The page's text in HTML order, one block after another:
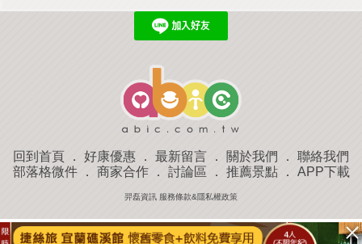
回到首頁 ． 好康優惠 ． 最新留言 ． 關於我們 ． 聯絡我們
部落格微件． 商家合作． 討論區 ． 推薦景點． APP下載
羿磊資訊 服務條款&隱私權政策